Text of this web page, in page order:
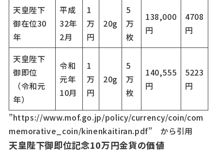
天皇陛下
御在位30
年
平成
32年
2月
1
万
円
20g
5
万
枚
138,000
円
4708
円
天皇陛下
御即位
（令和元
年）
令和
元年
10月
1
万
円
20g
5
万
枚
140,555
円
5223
円
”https://www.mof.go.jp/policy/currency/coin/com
memorative_coin/kinenkaitiran.pdf” から引用
天皇陛下御即位記念10万円金貨の価値